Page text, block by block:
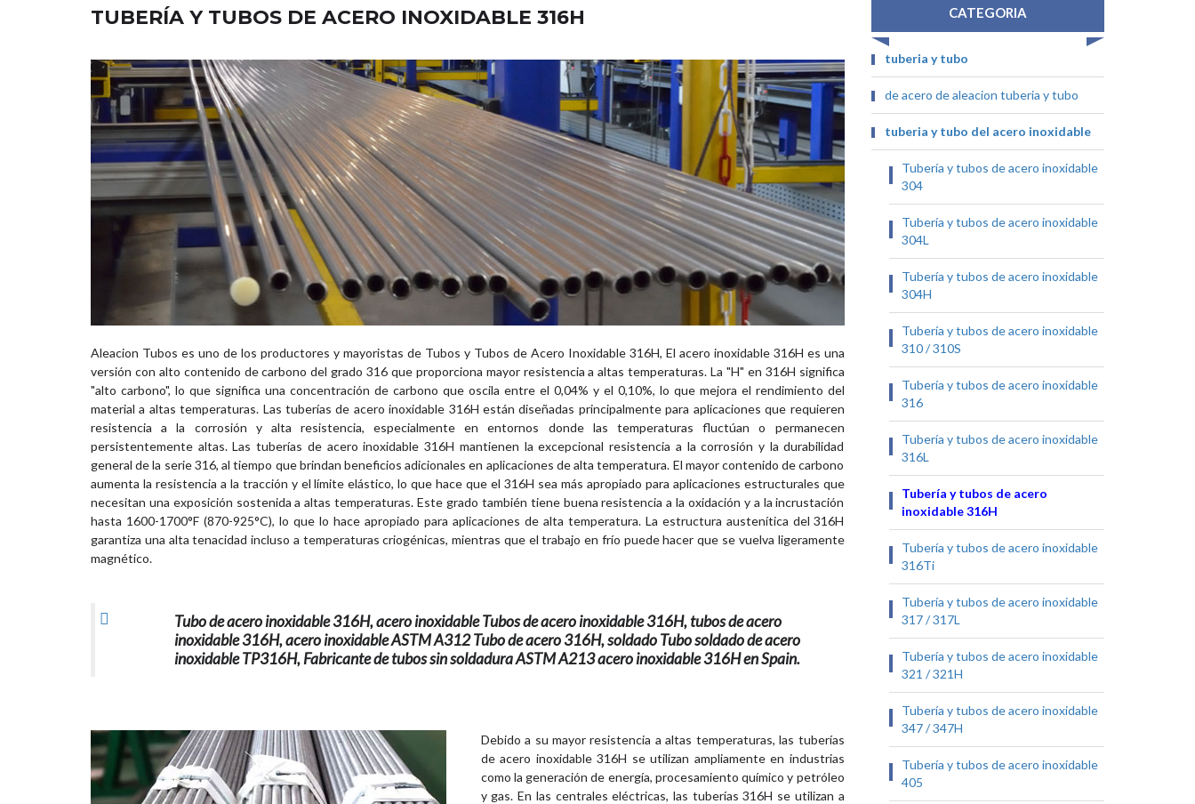
TUBERÍA Y TUBOS DE ACERO INOXIDABLE 316H
Aleacion Tubos es uno de los productores y mayoristas de Tubos y Tubos de Acero Inoxidable 316H, El acero inoxidable 316H es una
versión con alto contenido de carbono del grado 316 que proporciona mayor resistencia a altas temperaturas. La "H" en 316H significa
"alto carbono", lo que significa una concentración de carbono que oscila entre el 0,04% y el 0,10%, lo que mejora el rendimiento del
material a altas temperaturas. Las tuberías de acero inoxidable 316H están diseñadas principalmente para aplicaciones que requieren
resistencia a la corrosión y alta resistencia, especialmente en entornos donde las temperaturas fluctúan o permanecen
persistentemente altas. Las tuberías de acero inoxidable 316H mantienen la excepcional resistencia a la corrosión y la durabilidad
general de la serie 316, al tiempo que brindan beneficios adicionales en aplicaciones de alta temperatura. El mayor contenido de carbono
aumenta la resistencia a la tracción y el límite elástico, lo que hace que el 316H sea más apropiado para aplicaciones estructurales que
necesitan una exposición sostenida a altas temperaturas. Este grado también tiene buena resistencia a la oxidación y a la incrustación
hasta 1600-1700°F (870-925°C), lo que lo hace apropiado para aplicaciones de alta temperatura. La estructura austenítica del 316H
garantiza una alta tenacidad incluso a temperaturas criogénicas, mientras que el trabajo en frío puede hacer que se vuelva ligeramente
magnético.
Tubo de acero inoxidable 316H, acero inoxidable Tubos de acero inoxidable 316H, tubos de acero
inoxidable 316H, acero inoxidable ASTM A312 Tubo de acero 316H, soldado Tubo soldado de acero
inoxidable TP316H, Fabricante de tubos sin soldadura ASTM A213 acero inoxidable 316H en Spain.
Debido a su mayor resistencia a altas temperaturas, las tuberías
de acero inoxidable 316H se utilizan ampliamente en industrias
como la generación de energía, procesamiento químico y petróleo
y gas. En las centrales eléctricas, las tuberías 316H se utilizan a
CATEGORIA
tuberia y tubo
de acero de aleacion tuberia y tubo
tuberia y tubo del acero inoxidable
Tubería y tubos de acero inoxidable
304
Tubería y tubos de acero inoxidable
304L
Tubería y tubos de acero inoxidable
304H
Tubería y tubos de acero inoxidable
310 / 310S
Tubería y tubos de acero inoxidable
316
Tubería y tubos de acero inoxidable
316L
Tubería y tubos de acero
inoxidable 316H
Tubería y tubos de acero inoxidable
316Ti
Tubería y tubos de acero inoxidable
317 / 317L
Tubería y tubos de acero inoxidable
321 / 321H
Tubería y tubos de acero inoxidable
347 / 347H
Tubería y tubos de acero inoxidable
405